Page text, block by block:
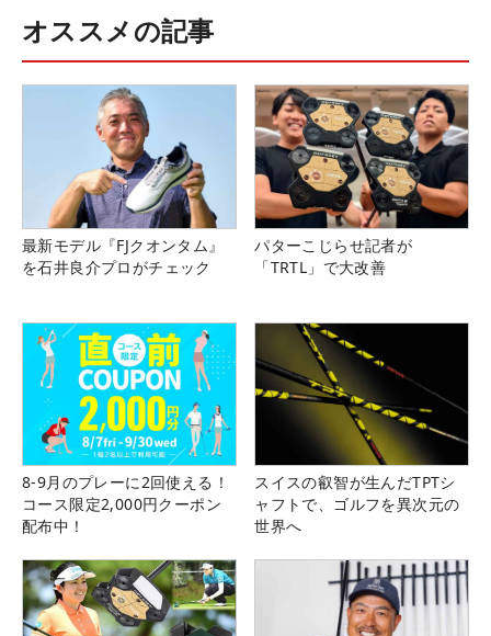
オススメの記事
最新モデル『FJクオンタム』
を石井良介プロがチェック
パターこじらせ記者が
「TRTL」で大改善
8-9月のプレーに2回使える！
コース限定2,000円クーポン
配布中！
スイスの叡智が生んだTPTシ
ャフトで、ゴルフを異次元の
世界へ